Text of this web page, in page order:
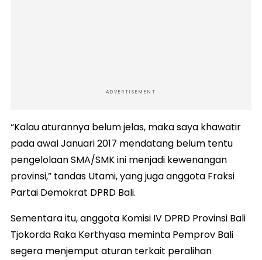
ADVERTISEMENT
“Kalau aturannya belum jelas, maka saya khawatir
pada awal Januari 2017 mendatang belum tentu
pengelolaan SMA/SMK ini menjadi kewenangan
provinsi,” tandas Utami, yang juga anggota Fraksi
Partai Demokrat DPRD Bali.
Sementara itu, anggota Komisi IV DPRD Provinsi Bali
Tjokorda Raka Kerthyasa meminta Pemprov Bali
segera menjemput aturan terkait peralihan